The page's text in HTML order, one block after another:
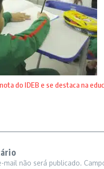
do IDEB e se destaca na
mail não será publicado.